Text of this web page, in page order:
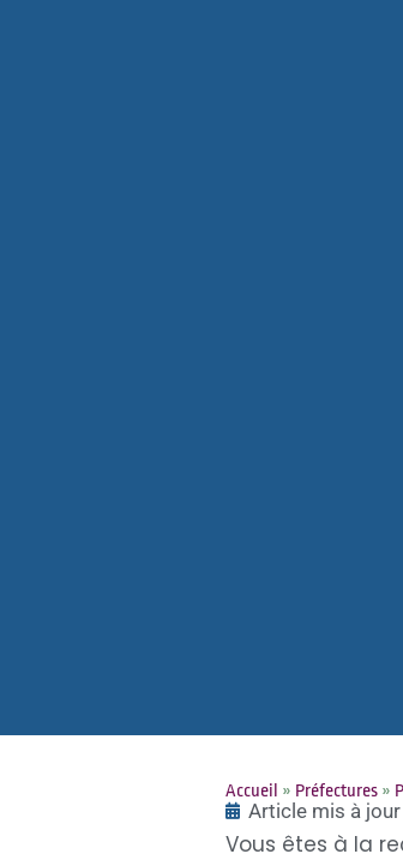
Accueil » Préfectures »
Article mis à
Vous êtes à la